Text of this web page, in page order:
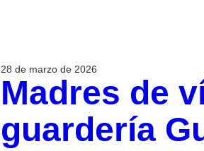
28 de marzo de 2026
Madres de
guardería